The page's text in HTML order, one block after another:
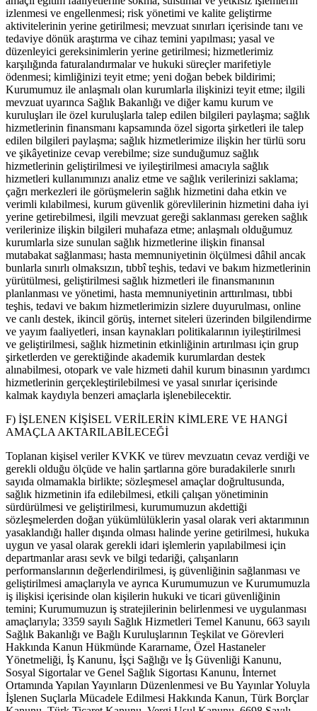
izlenmesi ve engellenmesi; risk yönetimi ve kalite geliştirme
aktivitelerinin yerine getirilmesi; mevzuat sınırları içerisinde tanı ve
tedaviye dönük araştırma ve cihaz temini yapılması; yasal ve
düzenleyici gereksinimlerin yerine getirilmesi; hizmetlerimiz
karşılığında faturalandırmalar ve hukuki süreçler marifetiyle
ödenmesi; kimliğinizi teyit etme; yeni doğan bebek bildirimi;
Kurumumuz ile anlaşmalı olan kurumlarla ilişkinizi teyit etme; ilgili
mevzuat uyarınca Sağlık Bakanlığı ve diğer kamu kurum ve
kuruluşları ile özel kuruluşlarla talep edilen bilgileri paylaşma; sağlık
hizmetlerinin finansmanı kapsamında özel sigorta şirketleri ile talep
edilen bilgileri paylaşma; sağlık hizmetlerimize ilişkin her türlü soru
ve şikâyetinize cevap verebilme; size sunduğumuz sağlık
hizmetlerinin geliştirilmesi ve iyileştirilmesi amacıyla sağlık
hizmetleri kullanımınızı analiz etme ve sağlık verilerinizi saklama;
çağrı merkezleri ile görüşmelerin sağlık hizmetini daha etkin ve
verimli kılabilmesi, kurum güvenlik görevlilerinin hizmetini daha iyi
yerine getirebilmesi, ilgili mevzuat gereği saklanması gereken sağlık
verilerinize ilişkin bilgileri muhafaza etme; anlaşmalı olduğumuz
kurumlarla size sunulan sağlık hizmetlerine ilişkin finansal
mutabakat sağlanması; hasta memnuniyetinin ölçülmesi dâhil ancak
bunlarla sınırlı olmaksızın, tıbbî teşhis, tedavi ve bakım hizmetlerinin
yürütülmesi, geliştirilmesi sağlık hizmetleri ile finansmanının
planlanması ve yönetimi, hasta memnuniyetinin arttırılması, tıbbi
teşhis, tedavi ve bakım hizmetlerimizin sizlere duyurulması, online
ve canlı destek, ikincil görüş, internet siteleri üzerinden bilgilendirme
ve yayım faaliyetleri, insan kaynakları politikalarının iyileştirilmesi
ve geliştirilmesi, sağlık hizmetinin etkinliğinin artırılması için grup
şirketlerden ve gerektiğinde akademik kurumlardan destek
alınabilmesi, otopark ve vale hizmeti dahil kurum binasının yardımcı
hizmetlerinin gerçekleştirilebilmesi ve yasal sınırlar içerisinde
kalmak kaydıyla benzeri amaçlarla işlenebilecektir.
F) İŞLENEN KİŞİSEL VERİLERİN KİMLERE VE HANGİ
AMAÇLA AKTARILABİLECEĞİ
Toplanan kişisel veriler KVKK ve türev mevzuatın cevaz verdiği ve
gerekli olduğu ölçüde ve halin şartlarına göre buradakilerle sınırlı
sayıda olmamakla birlikte; sözleşmesel amaçlar doğrultusunda,
sağlık hizmetinin ifa edilebilmesi, etkili çalışan yönetiminin
sürdürülmesi ve geliştirilmesi, kurumumuzun akdettiği
sözleşmelerden doğan yükümlülüklerin yasal olarak veri aktarımının
yasaklandığı haller dışında olması halinde yerine getirilmesi, hukuka
uygun ve yasal olarak gerekli idari işlemlerin yapılabilmesi için
departmanlar arası sevk ve bilgi tedariği, çalışanların
performanslarının değerlendirilmesi, iş güvenliğinin sağlanması ve
geliştirilmesi amaçlarıyla ve ayrıca Kurumumuzun ve Kurumumuzla
iş ilişkisi içerisinde olan kişilerin hukuki ve ticari güvenliğinin
temini; Kurumumuzun iş stratejilerinin belirlenmesi ve uygulanması
amaçlarıyla; 3359 sayılı Sağlık Hizmetleri Temel Kanunu, 663 sayılı
Sağlık Bakanlığı ve Bağlı Kuruluşlarının Teşkilat ve Görevleri
Hakkında Kanun Hükmünde Kararname, Özel Hastaneler
Yönetmeliği, İş Kanunu, İşçi Sağlığı ve İş Güvenliği Kanunu,
Sosyal Sigortalar ve Genel Sağlık Sigortası Kanunu, İnternet
Ortamında Yapılan Yayınların Düzenlenmesi ve Bu Yayınlar Yoluyla
İşlenen Suçlarla Mücadele Edilmesi Hakkında Kanun, Türk Borçlar